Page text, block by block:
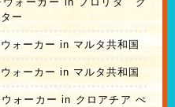
ー
ォーカー in マルタ共和国
ォーカー in マルタ共和国
ォーカー in クロアチア ぺ